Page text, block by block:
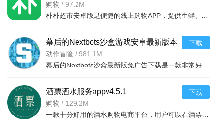
参与探险剧情和寻宝。这些活动也会奖励玩家万能碎片。
定条件下挑战以获取万能碎片。
火花塔。玩家可以通过完成火花塔的挑战来获取荣誉币，进
而兑换万能碎片。
奥特曼宇宙英雄怎么回档？
打开游戏并进入主界面。
v6.2.2安卓版
购物 / 97.2M
幕后的Nextbots沙盒游戏安卓最新版本
v11.2.2 中文版
动作冒险 / 981.1M
下载
酒票酒水服务appv4.5.1
购物 / 129.2M
下载